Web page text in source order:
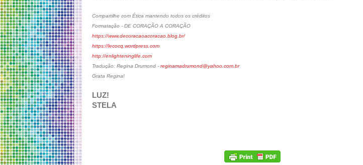
Compartilhe com Ética mantendo todos os créditos
Formatação - DE CORAÇÃO A CORAÇÃO
https://www.decoracaoacoracao.blog.br/
https://lecocq.wordpress.com
http://enlighteninglife.com
Tradução: Regina Drumond - reginamadrumond@yahoo.com.br
Grata Regina!
LUZ!
STELA